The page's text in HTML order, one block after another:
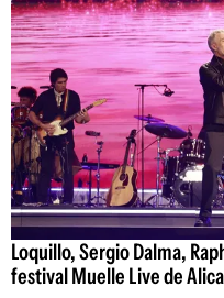
Loquillo, Sergio Dalma,
festival Muelle Live de